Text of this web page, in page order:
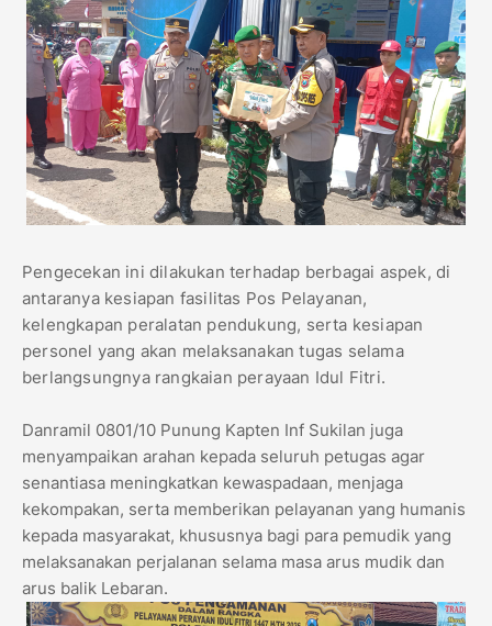
Pengecekan ini dilakukan terhadap berbagai aspek, di
antaranya kesiapan fasilitas Pos Pelayanan,
kelengkapan peralatan pendukung, serta kesiapan
personel yang akan melaksanakan tugas selama
berlangsungnya rangkaian perayaan Idul Fitri.
Danramil 0801/10 Punung Kapten Inf Sukilan juga
menyampaikan arahan kepada seluruh petugas agar
senantiasa meningkatkan kewaspadaan, menjaga
kekompakan, serta memberikan pelayanan yang humanis
kepada masyarakat, khususnya bagi para pemudik yang
melaksanakan perjalanan selama masa arus mudik dan
arus balik Lebaran.